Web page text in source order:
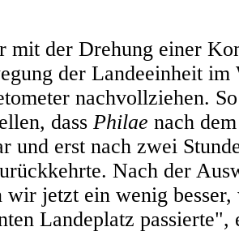
mit der Drehung einer
der Landeeinheit im
nachvollziehen.
dass Philae nach
und erst nach zwei
Nach der
wir jetzt ein wenig besser,
Landeplatz passierte",